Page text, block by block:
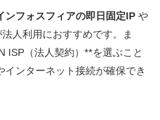
ンフォスフィアの即日固定IP や
法人利用におすすめです。ま
ISP（法人契約）**を選ぶこと
インターネット接続が確保でき